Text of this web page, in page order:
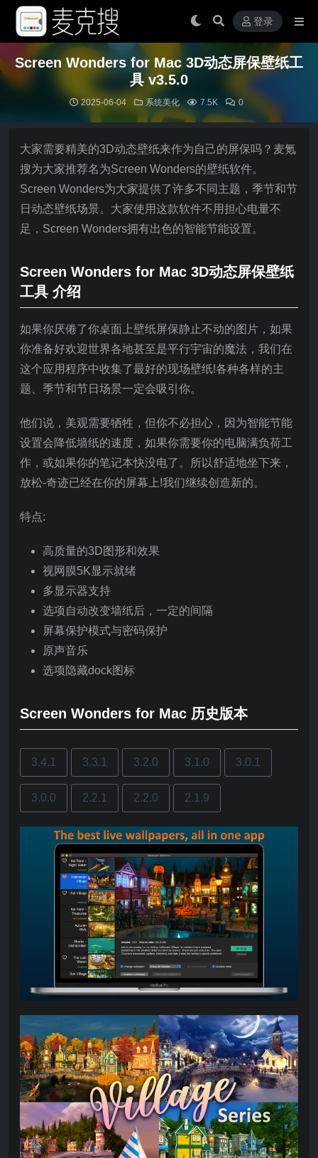
登录
Screen Wonders for Mac 3D动态屏保壁纸工
具 v3.5.0
2025-06-04 系统美化 7.5K 0
大家需要精美的3D动态壁纸来作为自己的屏保吗？麦氪
搜为大家推荐名为Screen Wonders的壁纸软件。
Screen Wonders为大家提供了许多不同主题，季节和节
日动态壁纸场景。大家使用这款软件不用担心电量不
足，Screen Wonders拥有出色的智能节能设置。
Screen Wonders for Mac 3D动态屏保壁纸
工具 介绍
如果你厌倦了你桌面上壁纸屏保静止不动的图片，如果
你准备好欢迎世界各地甚至是平行宇宙的魔法，我们在
这个应用程序中收集了最好的现场壁纸!各种各样的主
题、季节和节日场景一定会吸引你。
他们说，美观需要牺牲，但你不必担心，因为智能节能
设置会降低墙纸的速度，如果你需要你的电脑满负荷工
作，或如果你的笔记本快没电了。所以舒适地坐下来，
放松-奇迹已经在你的屏幕上!我们继续创造新的。
特点:
高质量的3D图形和效果
视网膜5K显示就绪
多显示器支持
选项自动改变墙纸后，一定的间隔
屏幕保护模式与密码保护
原声音乐
选项隐藏dock图标
Screen Wonders for Mac 历史版本
3.4.1 3.3.1 3.2.0 3.1.0 3.0.1
3.0.0 2.2.1 2.2.0 2.1.9